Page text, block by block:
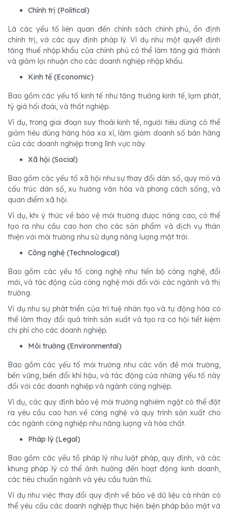
Chính trị (Political)
Là các yếu tố liên quan đến chính sách chính phủ, ổn định
chính trị, và các quy định pháp lý. Ví dụ như một quyết định
tăng thuế nhập khẩu của chính phủ có thể làm tăng giá thành
và giảm lợi nhuận cho các doanh nghiệp nhập khẩu.
Kinh tế (Economic)
Bao gồm các yếu tố kinh tế như tăng trưởng kinh tế, lạm phát,
tỷ giá hối đoái, và thất nghiệp.
Ví dụ, trong giai đoạn suy thoái kinh tế, người tiêu dùng có thể
giảm tiêu dùng hàng hóa xa xỉ, làm giảm doanh số bán hàng
của các doanh nghiệp trong lĩnh vực này.
Xã hội (Social)
Bao gồm các yếu tố xã hội như sự thay đổi dân số, quy mô và
cấu trúc dân số, xu hướng văn hóa và phong cách sống, và
quan điểm xã hội.
Ví dụ, khi ý thức về bảo vệ môi trường được nâng cao, có thể
tạo ra nhu cầu cao hơn cho các sản phẩm và dịch vụ thân
thiện với môi trường như sử dụng năng lượng mặt trời.
Công nghệ (Technological)
Bao gồm các yếu tố công nghệ như tiến bộ công nghệ, đổi
mới, và tác động của công nghệ mới đối với các ngành và thị
trường.
Ví dụ như sự phát triển của trí tuệ nhân tạo và tự động hóa có
thể làm thay đổi quá trình sản xuất và tạo ra cơ hội tiết kiệm
chi phí cho các doanh nghiệp.
Môi trường (Environmental)
Bao gồm các yếu tố môi trường như các vấn đề môi trường,
bền vững, biến đổi khí hậu, và tác động của những yếu tố này
đối với các doanh nghiệp và ngành công nghiệp.
Ví dụ, các quy định bảo vệ môi trường nghiêm ngặt có thể đặt
ra yêu cầu cao hơn về công nghệ và quy trình sản xuất cho
các ngành công nghiệp như năng lượng và hóa chất.
Pháp lý (Legal)
Bao gồm các yếu tố pháp lý như luật pháp, quy định, và các
khung pháp lý có thể ảnh hưởng đến hoạt động kinh doanh,
các tiêu chuẩn ngành và yêu cầu tuân thủ.
Ví dụ như việc thay đổi quy định về bảo vệ dữ liệu cá nhân có
thể yêu cầu các doanh nghiệp thực hiện biện pháp bảo mật và